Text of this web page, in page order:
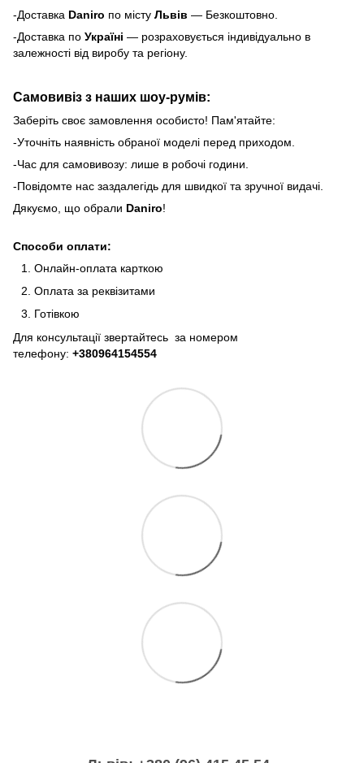
-Доставка Daniro по місту Львів — Безкоштовно.
-Доставка по Україні — розраховується індивідуально в
залежності від виробу та регіону.
Самовивіз з наших шоу-румів:
Заберіть своє замовлення особисто! Пам'ятайте:
-Уточніть наявність обраної моделі перед приходом.
-Час для самовивозу: лише в робочі години.
-Повідомте нас заздалегідь для швидкої та зручної видачі.
Дякуємо, що обрали Daniro!
Способи оплати:
Онлайн-оплата карткою
Оплата за реквізитами
Готівкою
Для консультації звертайтесь за номером
телефону: +380964154554